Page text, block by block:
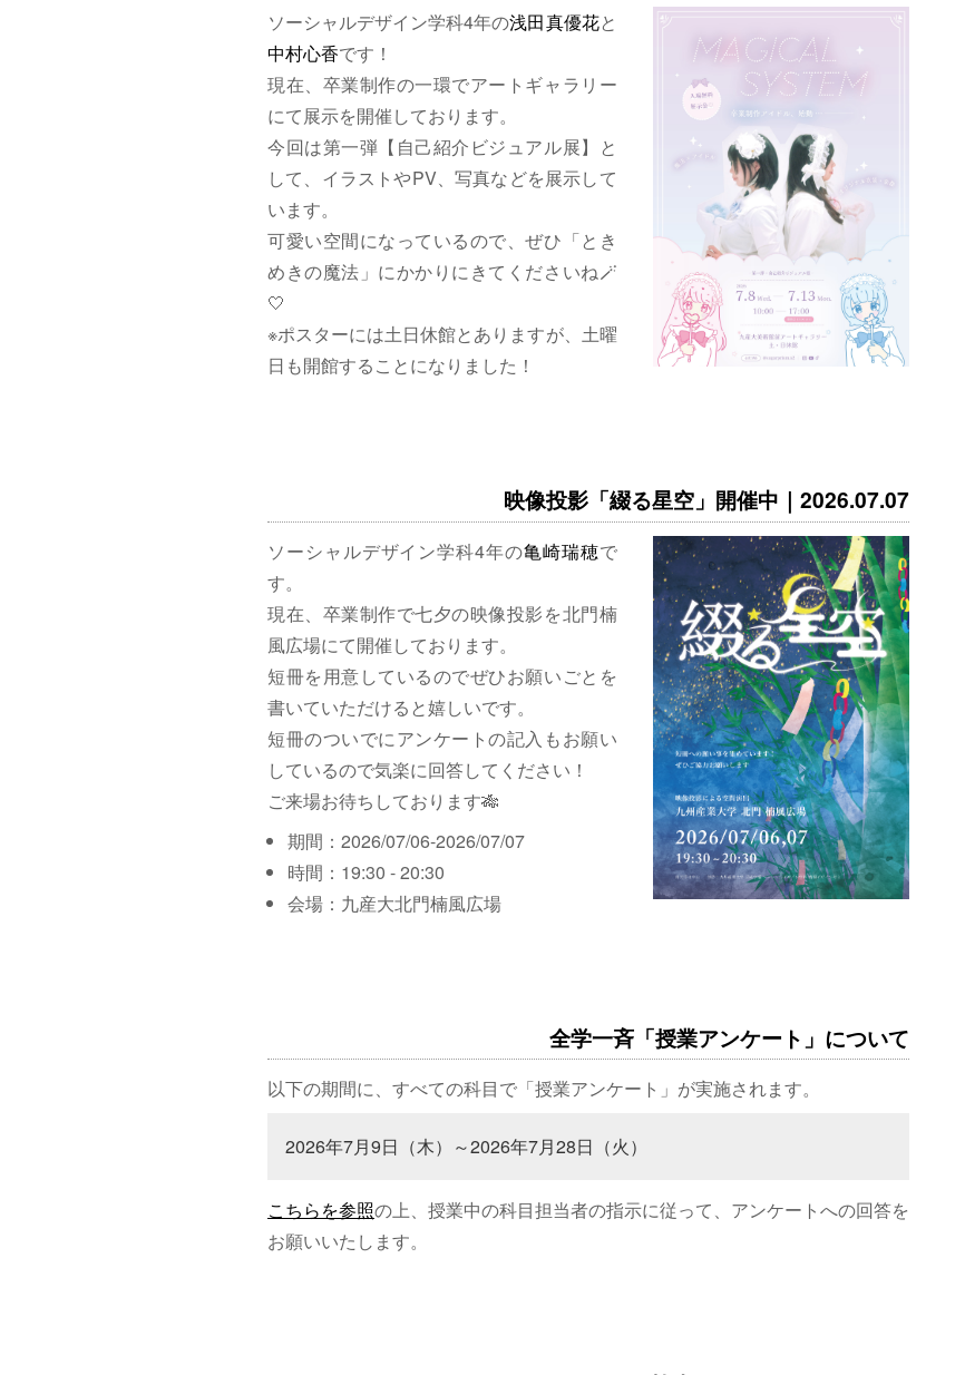
ソーシャルデザイン学科4年の浅田真優花と
中村心香です！
現在、卒業制作の一環でアートギャラリー
にて展示を開催しております。
今回は第一弾【自己紹介ビジュアル展】と
して、イラストやPV、写真などを展示して
います。
可愛い空間になっているので、ぜひ「とき
めきの魔法」にかかりにきてくださいね🪄
🤍
※ポスターには土日休館とありますが、土曜
日も開館することになりました！
映像投影「綴る星空」開催中｜2026.07.07
ソーシャルデザイン学科4年の亀崎瑞穂で
す。
現在、卒業制作で七夕の映像投影を北門楠
風広場にて開催しております。
短冊を用意しているのでぜひお願いごとを
書いていただけると嬉しいです。
短冊のついでにアンケートの記入もお願い
しているので気楽に回答してください！
ご来場お待ちしております🎋
期間：2026/07/06-2026/07/07
時間：19:30 - 20:30
会場：九産大北門楠風広場
全学一斉「授業アンケート」について
以下の期間に、すべての科目で「授業アンケート」が実施されます。
2026年7月9日（木）～2026年7月28日（火）
こちらを参照の上、授業中の科目担当者の指示に従って、アンケートへの回答を
お願いいたします。